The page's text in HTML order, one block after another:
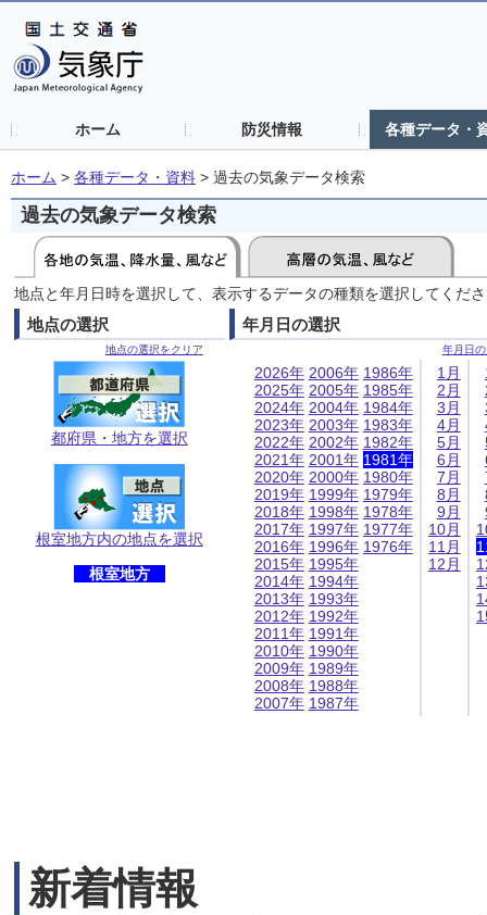
ホーム 防災情報 各種データ・
ホーム > 各種データ・資料 > 過去の気象データ検索
過去の気象データ検索
地点と年月日時を選択して、表示するデータの種類を選択してくだ
地点の選択
地点の選択をクリア
都府県・地方を選択
根室地方内の地点を選択
根室地方
年月日の選択
年月日
2026年
2025年
2024年
2023年
2022年
2021年
2020年
2019年
2018年
2017年
2016年
2015年
2014年
2013年
2012年
2011年
2010年
2009年
2008年
2007年
2006年
2005年
2004年
2003年
2002年
2001年
2000年
1999年
1998年
1997年
1996年
1995年
1994年
1993年
1992年
1991年
1990年
1989年
1988年
1987年
1986年
1985年
1984年
1983年
1982年
1981年
1980年
1979年
1978年
1977年
1976年
1月
2月
3月
4月
5月
6月
7月
8月
9月
10月
11月
12月
新着情報